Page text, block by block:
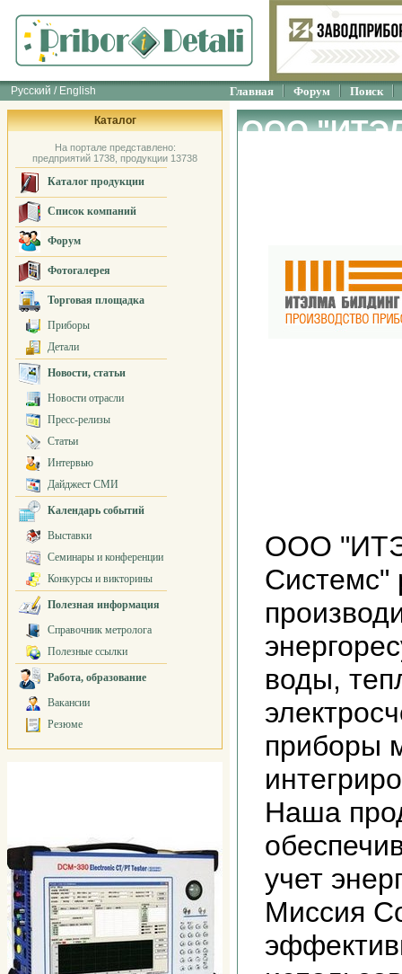
Русский / English Главная Форум Поиск
Каталог
На портале представлено:
предприятий 1738, продукции 13738
Каталог продукции
Список компаний
Форум
Фотогалерея
Торговая площадка
Приборы
Детали
Новости, статьи
Новости отрасли
Пресс-релизы
Статьи
Интервью
Дайджест СМИ
Календарь событий
Выставки
Семинары и конференции
Конкурсы и викторины
Полезная информация
Справочник метролога
Полезные ссылки
Работа, образование
Вакансии
Резюме
ООО
ООО
Системс"
воды,
приборы
Наша
учет
Миссия